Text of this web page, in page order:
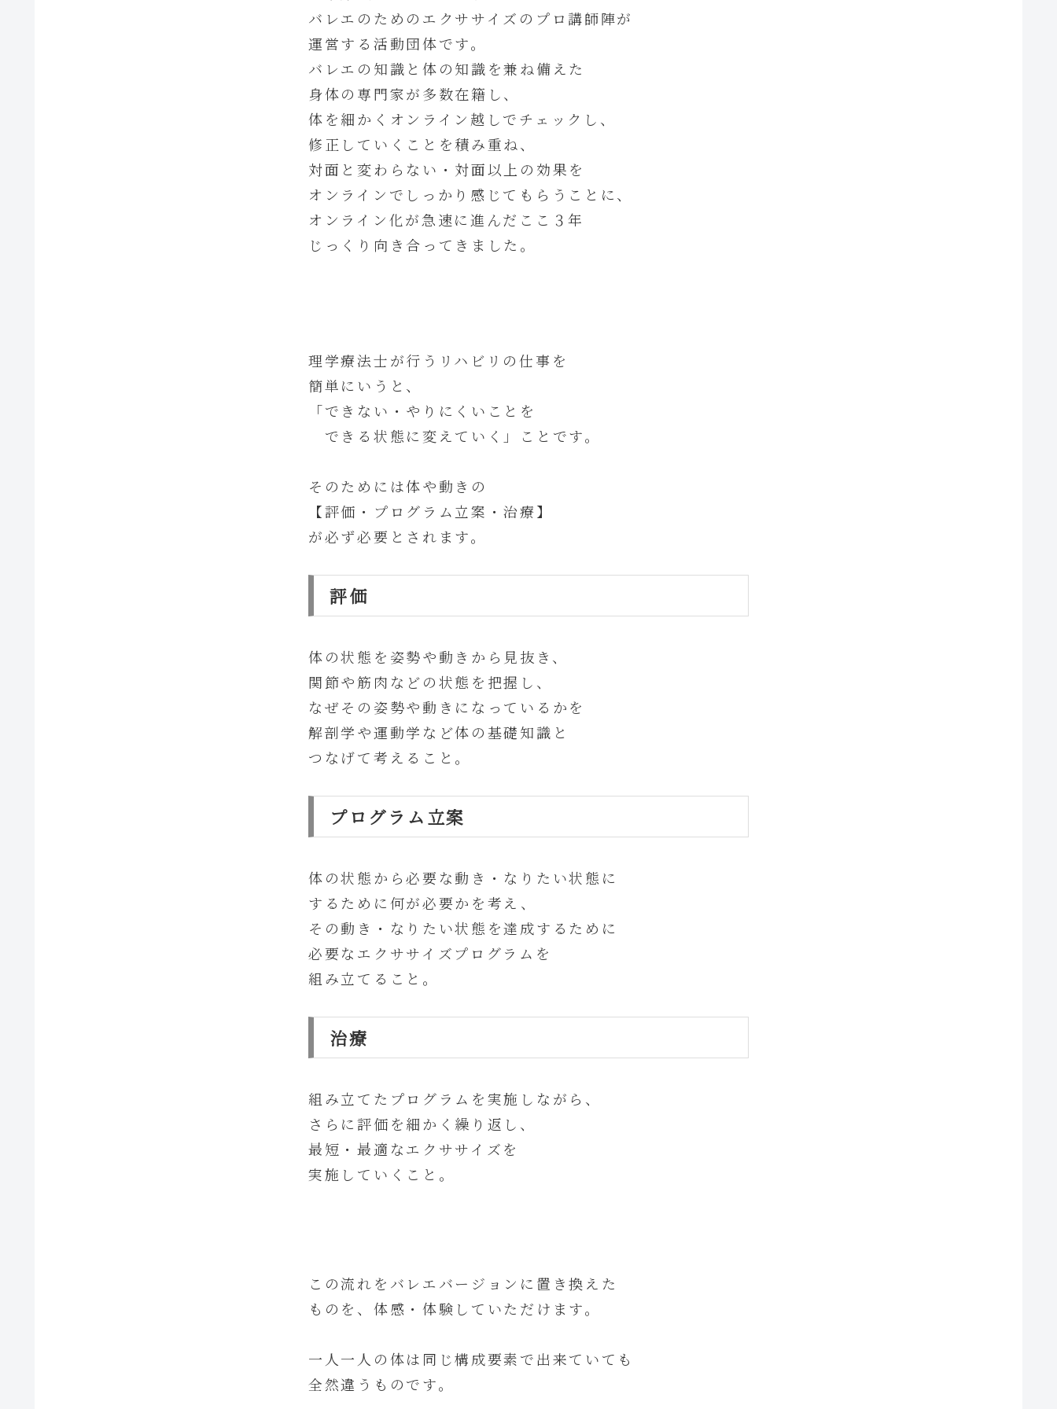
バレエのためのエクササイズのプロ講師陣が
運営する活動団体です。
バレエの知識と体の知識を兼ね備えた
身体の専門家が多数在籍し、
体を細かくオンライン越しでチェックし、
修正していくことを積み重ね、
対面と変わらない・対面以上の効果を
オンラインでしっかり感じてもらうことに、
オンライン化が急速に進んだここ３年
じっくり向き合ってきました。
理学療法士が行うリハビリの仕事を
簡単にいうと、
「できない・やりにくいことを
できる状態に変えていく」ことです。
そのためには体や動きの
【評価・プログラム立案・治療】
が必ず必要とされます。
評価
体の状態を姿勢や動きから見抜き、
関節や筋肉などの状態を把握し、
なぜその姿勢や動きになっているかを
解剖学や運動学など体の基礎知識と
つなげて考えること。
プログラム立案
体の状態から必要な動き・なりたい状態に
するために何が必要かを考え、
その動き・なりたい状態を達成するために
必要なエクササイズプログラムを
組み立てること。
治療
組み立てたプログラムを実施しながら、
さらに評価を細かく繰り返し、
最短・最適なエクササイズを
実施していくこと。
この流れをバレエバージョンに置き換えた
ものを、体感・体験していただけます。
一人一人の体は同じ構成要素で出来ていても
全然違うものです。